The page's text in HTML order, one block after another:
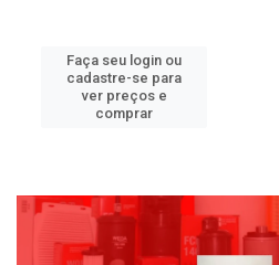
Faça seu login ou
cadastre-se para
ver preços e
comprar